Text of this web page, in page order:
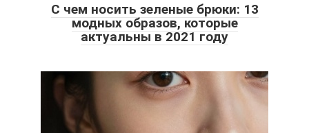
С чем носить зеленые брюки: 13
модных образов, которые
актуальны в 2021 году